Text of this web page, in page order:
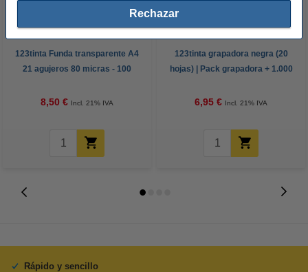
Rechazar
123tinta Funda transparente A4
21 agujeros 80 micras - 100
8,50 € Incl. 21% IVA
123tinta grapadora negra (20
hojas) | Pack grapadora + 1.000
6,95 € Incl. 21% IVA
Rápido y sencillo